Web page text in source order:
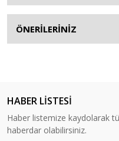
ÖNERİLERİNİZ
HABER LİSTESİ
Haber listemize kaydolarak
haberdar olabilirsiniz.